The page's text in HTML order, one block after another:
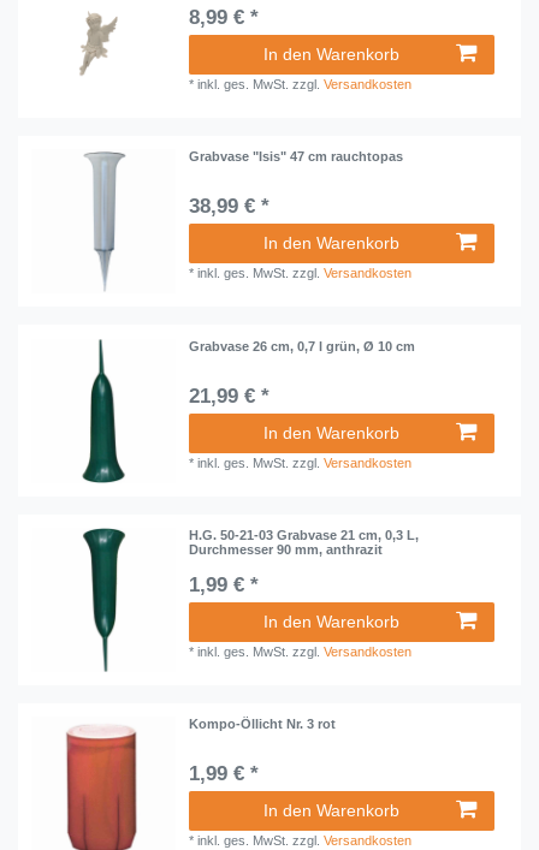
8,99 € *
In den Warenkorb
*inkl. ges. MwSt. zzgl.Versandkosten
Grabvase "Isis" 47 cm rauchtopas
38,99 € *
In den Warenkorb
*inkl. ges. MwSt. zzgl.Versandkosten
Grabvase 26 cm, 0,7 l grün, Ø 10 cm
21,99 € *
In den Warenkorb
*inkl. ges. MwSt. zzgl.Versandkosten
H.G. 50-21-03 Grabvase 21 cm, 0,3 L,
Durchmesser 90 mm, anthrazit
1,99 € *
In den Warenkorb
*inkl. ges. MwSt. zzgl.Versandkosten
Kompo-Öllicht Nr. 3 rot
1,99 € *
In den Warenkorb
*inkl. ges. MwSt. zzgl.Versandkosten